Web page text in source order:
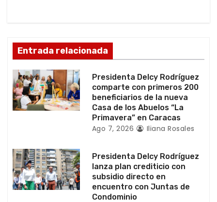
d
e
e
n
r
a
d
Entrada relacionada
Presidenta Delcy Rodríguez
comparte con primeros 200
beneficiarios de la nueva
Casa de los Abuelos “La
Primavera” en Caracas
Ago 7, 2026 Iliana Rosales
Presidenta Delcy Rodríguez
lanza plan crediticio con
subsidio directo en
encuentro con Juntas de
Condominio